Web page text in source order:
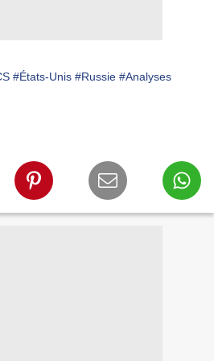
#États-Unis #Russie #Analyses